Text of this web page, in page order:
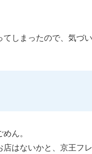
しまったので、気づい
ん。
はないかと、京王フ